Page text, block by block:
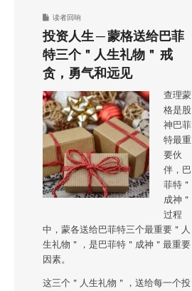
读者回响
投资人生 ─ 蒙格送给巴菲
特三个＂人生礼物＂ 戒
贪，勇气和远见
查理蒙
格是股
神巴菲
特最重
要伙
伴，巴
菲特＂
成神＂
过程
中，蒙各送给巴菲特三个最重要＂人
生礼物＂，是巴菲特＂成神＂最重要
因素。
这三个＂人生礼物＂，送给每一个投